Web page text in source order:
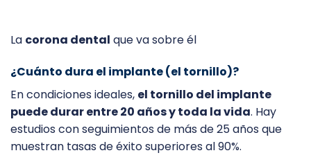
La corona dental que va sobre él
¿Cuánto dura el implante (el tornillo)?
En condiciones ideales, el tornillo del implante
puede durar entre 20 años y toda la vida. Hay
estudios con seguimientos de más de 25 años que
muestran tasas de éxito superiores al 90%.